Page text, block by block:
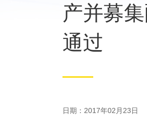
产并募
通过
日期：2017年02月23日